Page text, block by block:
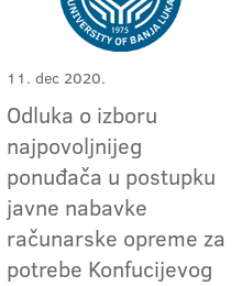
11. dec 2020.
Odluka o izboru
najpovoljnijeg
ponuđača u postupku
javne nabavke
računarske opreme za
potrebe Konfucijevog